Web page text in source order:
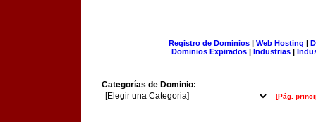
Registro de Dominios| Web Hosting |
Dominios Expirados | Industrias |
Categorías de Dominio:
[Pág.